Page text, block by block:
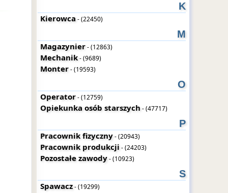
K
Kierowca- (22450)
M
Magazynier- (12863)
Mechanik- (9689)
Monter- (19593)
O
Operator- (12759)
Opiekunka osób starszych - (47717)
P
Pracownik fizyczny- (20943)
Pracownik produkcji - (24203)
Pozostałe zawody- (10923)
S
Spawacz- (19299)